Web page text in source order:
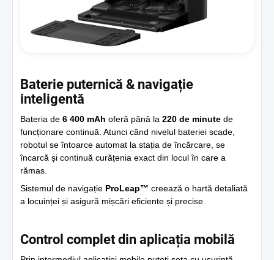
Baterie puternică & navigație
inteligentă
Bateria de 6 400 mAh oferă până la 220 de minute de
funcționare continuă. Atunci când nivelul bateriei scade,
robotul se întoarce automat la stația de încărcare, se
încarcă și continuă curățenia exact din locul în care a
rămas.
Sistemul de navigație ProLeap™ creează o hartă detaliată
a locuinței și asigură mișcări eficiente și precise.
Control complet din aplicația mobilă